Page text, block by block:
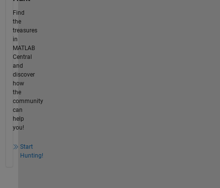
Find
the
treasures
in
MATLAB
Central
and
discover
how
the
community
can
help
you!
Start
Hunting!